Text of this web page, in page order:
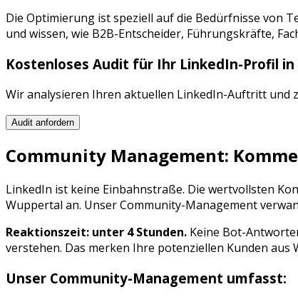
Die Optimierung ist speziell auf die Bedürfnisse von
und wissen, wie B2B-Entscheider, Führungskräfte,
Kostenloses Audit für Ihr LinkedIn-Profil in
Wir analysieren Ihren aktuellen LinkedIn-Auftritt und
Audit anfordern
Community Management:
LinkedIn ist keine Einbahnstraße. Die wertvollsten
Wuppertal an. Unser Community-Management
Reaktionszeit: unter 4 Stunden. Keine Bot-
verstehen. Das merken Ihre potenziellen Kunden aus
Unser Community-Management umfasst: